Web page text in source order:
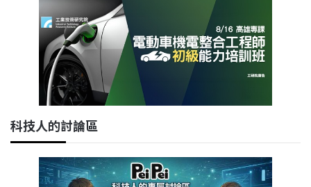
科技人的討論區